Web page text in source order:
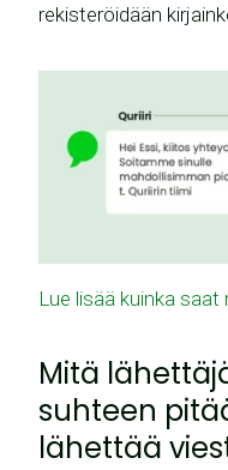
rekisteröidään
Lue lisää kuinka
Mitä
suhteen
lähettää